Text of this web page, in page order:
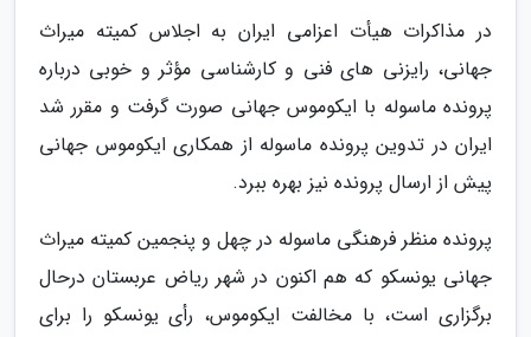
در مذاکرات هیأت اعزامی ایران به اجلاس کمیته میراث
جهانی، رایزنی های فنی و کارشناسی مؤثر و خوبی درباره
پرونده ماسوله با ایکوموس جهانی صورت گرفت و مقرر شد
ایران در تدوین پرونده ماسوله از همکاری ایکوموس جهانی
پیش از ارسال پرونده نیز بهره ببرد.
پرونده منظر فرهنگی ماسوله در چهل و پنجمین کمیته میراث
جهانی یونسکو که هم اکنون در شهر ریاض عربستان درحال
برگزاری است، با مخالفت ایکوموس، رأی یونسکو را برای